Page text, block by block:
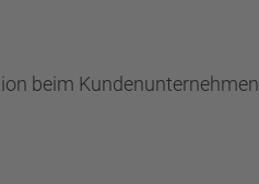
beim Kundenunternehmen